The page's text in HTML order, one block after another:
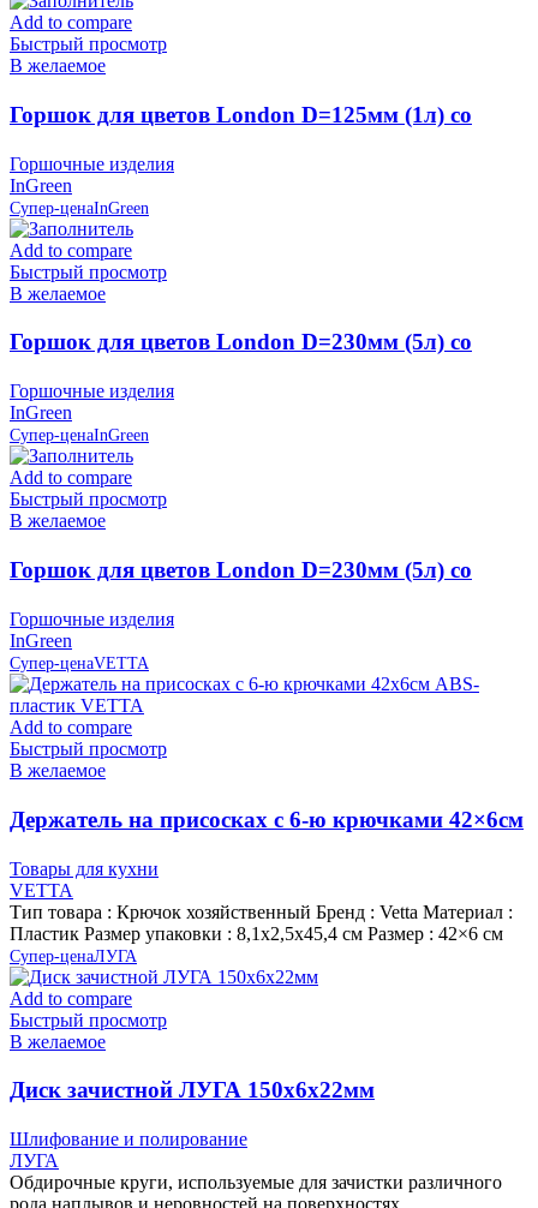
Add to compare
Быстрый просмотр
В желаемое
Горшок для цветов London D=125мм (1л) со
Горшочные изделия
InGreen
Супер-ценаInGreen
Add to compare
Быстрый просмотр
В желаемое
Горшок для цветов London D=230мм (5л) со
Горшочные изделия
InGreen
Супер-ценаInGreen
Add to compare
Быстрый просмотр
В желаемое
Горшок для цветов London D=230мм (5л) со
Горшочные изделия
InGreen
Супер-ценаVETTA
Add to compare
Быстрый просмотр
В желаемое
Держатель на присосках с 6-ю крючками 42×6см
Товары для кухни
VETTA
Тип товара : Крючок хозяйственный Бренд : Vetta Материал :
Пластик Размер упаковки : 8,1х2,5х45,4 см Размер : 42×6 см
Супер-ценаЛУГА
Add to compare
Быстрый просмотр
В желаемое
Диск зачистной ЛУГА 150х6х22мм
Шлифование и полирование
ЛУГА
Обдирочные круги, используемые для зачистки различного
рода наплывов и неровностей на поверхностях